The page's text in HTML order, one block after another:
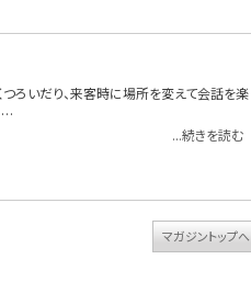
ろいだり、来客時に場所を変えて会話を楽
...続きを読む
マガジントップへ